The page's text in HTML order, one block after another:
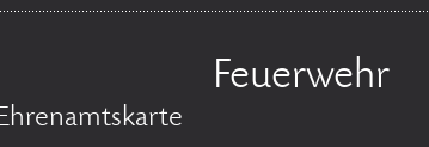
Feuerwehr